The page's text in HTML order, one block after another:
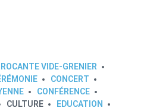
VIDE-GRENIER
CONCERT
CONFÉRENCE
CULTURE
EDUCATION